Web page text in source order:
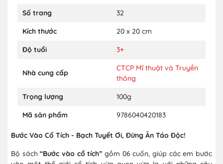
Số trang 32
Kích thước 20 x 20 cm
Độ tuổi 3+
Nhà cung cấp
CTCP Mĩ thuật và Truyền
thông
Trọng lượng 100g
Mã sản phẩm 9786040420183
Bước Vào Cổ Tích - Bạch Tuyết Ơi, Đừng Ăn Táo Độc!
Bộ sách“Bước vào cổ tích” gồm 06 cuốn, giúp các em bước